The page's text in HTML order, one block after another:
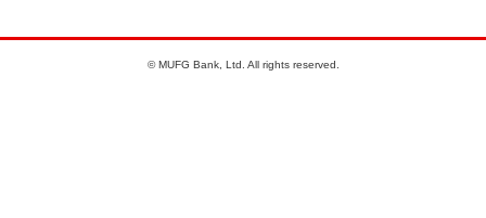
© MUFG Bank, Ltd. All rights reserved.